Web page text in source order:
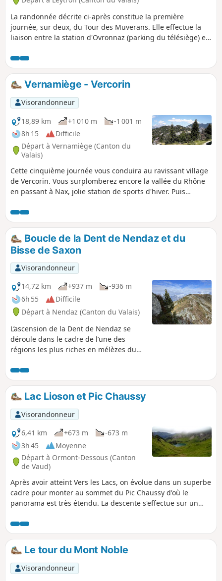
La randonnée décrite ci-après constitue la première
journée, sur deux, du Tour des Muverans. Elle effectue la
liaison entre la station d'Ovronnaz (parking du télésiège) et
Forcle (2543 m), point culminant.
Vernamiège - Vercorin
Visorandonneur
18,89 km
+1 010 m
-1 001 m
8h 15
Difficile
Départ à Vernamiège (Canton du
Valais)
Cette cinquième journée vous conduira au ravissant village
de Vercorin. Vous surplomberez encore la vallée du Rhône
en passant à Nax, jolie station de sports d'hiver. Puis
Réchy. Vous admirerez le torrent La Rèche au fond du
vallon, puis commencera l'agréable et paisible parcours le
long du Bisse de Vercorin. À Vercorin vous pourrez vous
émerveiller devant les nombreux mazots sur pilotis.
Boucle de la Dent de Nendaz et du
Bisse de Saxon
Visorandonneur
14,72 km
+937 m
-936 m
6h 55
Difficile
Départ à Nendaz (Canton du Valais)
L’ascension de la Dent de Nendaz se
déroule dans le cadre de l’une des
régions les plus riches en mélèzes du
pendant la période des couleurs
automnales. La découverte du Bisse de
Saxon, le plus long bisse du Valais,
complète cette randonnée.
Lac Lioson et Pic Chaussy
Visorandonneur
6,41 km
+673 m
-673 m
3h 45
Moyenne
Départ à Ormont-Dessous (Canton
de Vaud)
Après avoir atteint Vers les Lacs, on évolue dans un superbe
cadre pour monter au sommet du Pic Chaussy d'où le
panorama est très étendu. La descente s'effectue sur un
beau Lac Lioson.
Le tour du Mont Noble
Visorandonneur